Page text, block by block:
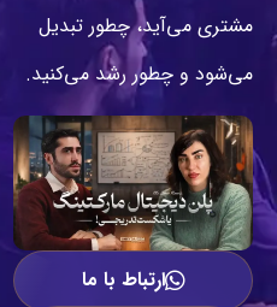
مشتری می‌آید، چطور تبدیل
می‌شود و چطور رشد می‌کنید.
ارتباط با ما